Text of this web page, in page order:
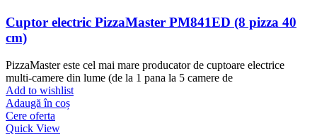
Cuptor electric PizzaMaster PM841ED (8 pizza 40
cm)
PizzaMaster este cel mai mare producator de cuptoare electrice
multi-camere din lume (de la 1 pana la 5 camere de
Add to wishlist
Adaugă în coș
Cere oferta
Quick View